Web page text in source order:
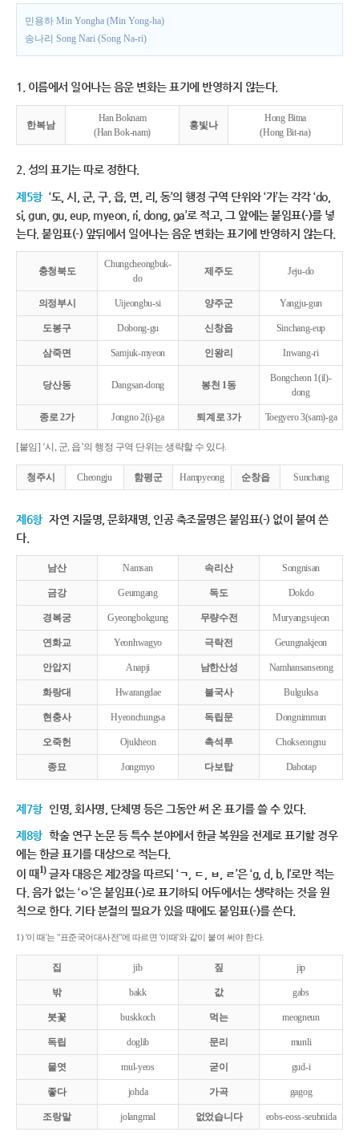
민용하 Min Yongha (Min Yong-ha)
송나리 Song Nari (Song Na-ri)
1. 이름에서 일어나는 음운 변화는 표기에 반영하지 않는다.
한복남
Han Boknam
(Han Bok-nam)
홍빛나
Hong Bitna
(Hong Bit-na)
2. 성의 표기는 따로 정한다.
제5항 ‘도, 시, 군, 구, 읍, 면, 리, 동’의 행정 구역 단위와 ‘가’는 각각 ‘do,
si, gun, gu, eup, myeon, ri, dong, ga’로 적고, 그 앞에는 붙임표(-)를 넣
는다. 붙임표(-) 앞뒤에서 일어나는 음운 변화는 표기에 반영하지 않는다.
충청북도
Chungcheongbuk-
do
제주도 Jeju-do
의정부시 Uijeongbu-si 양주군 Yangju-gun
도봉구 Dobong-gu 신창읍 Sinchang-eup
삼죽면 Samjuk-myeon 인왕리 Inwang-ri
당산동 Dangsan-dong 봉천 1동
Bongcheon 1(il)-
dong
종로 2가 Jongno 2(i)-ga 퇴계로 3가 Toegyero 3(sam)-ga
[붙임] ‘시, 군, 읍’의 행정 구역 단위는 생략할 수 있다.
청주시 Cheongju 함평군 Hampyeong 순창읍 Sunchang
제6항 자연 지물명, 문화재명, 인공 축조물명은 붙임표(-) 없이 붙여 쓴
다.
남산 Namsan 속리산 Songnisan
금강 Geumgang 독도 Dokdo
경복궁 Gyeongbokgung 무량수전 Muryangsujeon
연화교 Yeonhwagyo 극락전 Geungnakjeon
안압지 Anapji 남한산성 Namhansanseong
화랑대 Hwarangdae 불국사 Bulguksa
현충사 Hyeonchungsa 독립문 Dongnimmun
오죽헌 Ojukheon 촉석루 Chokseongnu
종묘 Jongmyo 다보탑 Dabotap
제7항 인명, 회사명, 단체명 등은 그동안 써 온 표기를 쓸 수 있다.
제8항 학술 연구 논문 등 특수 분야에서 한글 복원을 전제로 표기할 경우
에는 한글 표기를 대상으로 적는다.
이 때1)글자 대응은 제2장을 따르되 ‘ㄱ, ㄷ, ㅂ, ㄹ’은 ‘g, d, b, l’로만 적는
다. 음가 없는 ‘ㅇ’은 붙임표(-)로 표기하되 어두에서는 생략하는 것을 원
칙으로 한다. 기타 분절의 필요가 있을 때에도 붙임표(-)를 쓴다.
1) '이 때'는 "표준국어대사전"에 따르면 '이때'와 같이 붙여 써야 한다.
집 jib 짚 jip
밖 bakk 값 gabs
붓꽃 buskkoch 먹는 meogneun
독립 doglib 문리 munli
물엿 mul-yeos 굳이 gud-i
좋다 johda 가곡 gagog
조랑말 jolangmal 없었습니다 eobs-eoss-seubnida